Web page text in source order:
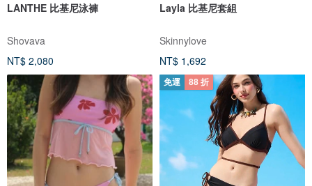
LANTHE 比基尼泳褲
Shovava
NT$ 2,080
Layla 比基尼套組
Skinnylove
NT$ 1,692
免運 88 折